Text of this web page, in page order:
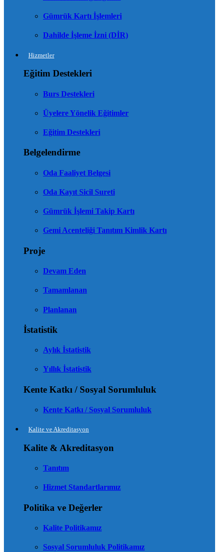
Gümrük Kartı İşlemleri
Dahilde İşleme İzni (DİR)
Hizmetler
Eğitim Destekleri
Burs Destekleri
Üyelere Yönelik Eğitimler
Eğitim Destekleri
Belgelendirme
Oda Faaliyet Belgesi
Oda Kayıt Sicil Sureti
Gümrük İşlemi Takip Kartı
Gemi Acenteliği Tanıtım Kimlik Kartı
Proje
Devam Eden
Tamamlanan
Planlanan
İstatistik
Aylık İstatistik
Yıllık İstatistik
Kente Katkı / Sosyal Sorumluluk
Kente Katkı / Sosyal Sorumluluk
Kalite ve Akreditasyon
Kalite & Akreditasyon
Tanıtım
Hizmet Standartlarımız
Politika ve Değerler
Kalite Politikamız
Sosyal Sorumluluk Politikamız